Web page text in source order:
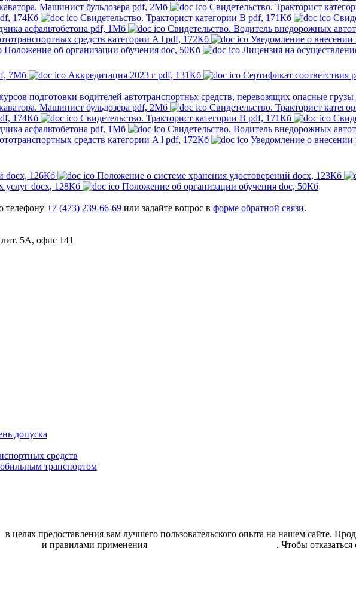
Машинист бульдозера pdf, 2Мб Свидетельство. Тракторист
174Кб Свидетельство. Тракторист категории B pdf, 171Кб
асфальтобетона pdf, 1Мб Свидетельство. Водитель внедорожных
средств категории A l pdf, 172Кб
Уведомление о
Положение об организации обучения doc, 50Кб Лицензия на
7Мб Аккредитация 2023 г pdf, 131Кб Сертификат соответствия
подготовки водителей автотранспортньх средств, перевозящих опасные грузы
Машинист бульдозера pdf, 2Мб Свидетельство. Тракторист
174Кб Свидетельство. Тракторист категории B pdf, 171Кб
асфальтобетона pdf, 1Мб Свидетельство. Водитель внедорожных
средств категории A l pdf, 172Кб
Уведомление о
docx, 126Кб Положение о системе хранения удостоверений docx, 123Кб
услуг docx, 128Кб Положение об организации обучения doc, 50Кб
телефону +7 (473) 239-66-69 или задайте вопрос в форме обратной связи.
5А, офис 141
допуска
средств
транспортом
в целях предоставления вам лучшего пользовательского опыта на нашем сайте.
и правилами применения
. Чтобы